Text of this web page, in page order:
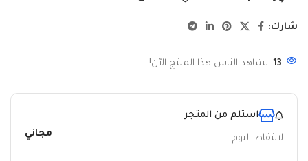
شارك:
13 يشاهد الناس هذا المنتج الآن!
استلم من المتجر
لالتقاط اليوم مجاني